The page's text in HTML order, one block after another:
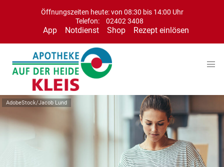
Öffnungszeiten heute: von 08:30 bis 14:00 Uhr
Telefon:
02402 3408
App Notdienst Shop Rezept einlösen
AdobeStock/Jacob Lund